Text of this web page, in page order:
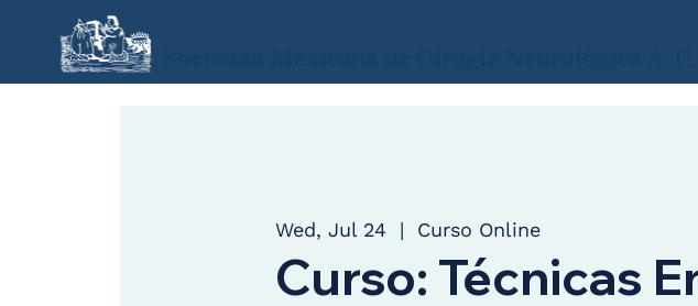
Wed, Jul 24
  |
Curso Online
Curso: Técnicas